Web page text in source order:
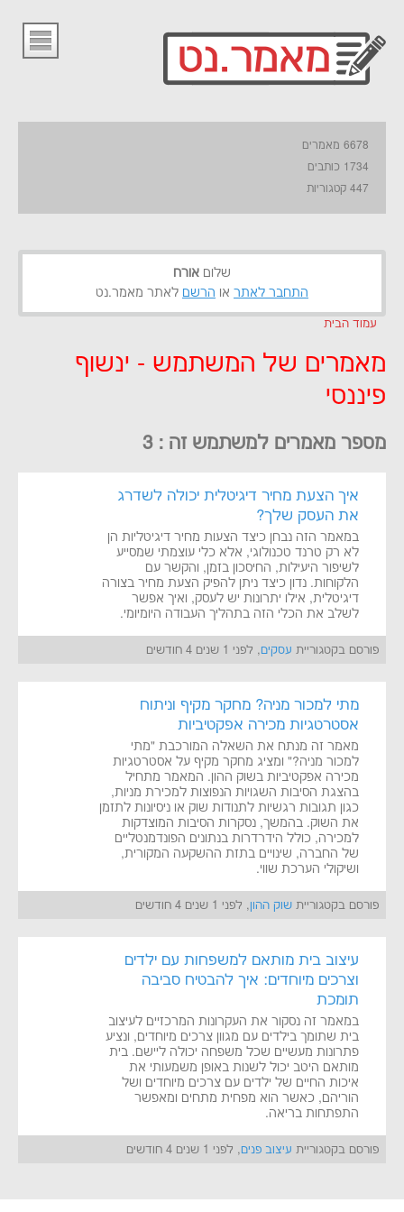
שלום אורח
התחבר לאתר או הרשם לאתר מאמר.נט
6678 מאמרים
1734 כותבים
447 קטגוריות
עמוד הבית
מאמרים של המשתמש - ינשוף
פיננסי
מספר מאמרים למשתמש זה : 3
איך הצעת מחיר דיגיטלית יכולה לשדרג
את העסק שלך?
במאמר הזה נבחן כיצד הצעות מחיר דיגיטליות הן
לא רק טרנד טכנולוגי, אלא כלי עוצמתי שמסייע
לשיפור היעילות, החיסכון בזמן, והקשר עם
הלקוחות. נדון כיצד ניתן להפיק הצעת מחיר בצורה
דיגיטלית, אילו יתרונות יש לעסק, ואיך אפשר
לשלב את הכלי הזה בתהליך העבודה היומיומי.
פורסם בקטגוריית עסקים, לפני 1 שנים 4 חודשים
מתי למכור מניה? מחקר מקיף וניתוח
אסטרטגיות מכירה אפקטיביות
מאמר זה מנתח את השאלה המורכבת "מתי
למכור מניה?" ומציג מחקר מקיף על אסטרטגיות
מכירה אפקטיביות בשוק ההון. המאמר מתחיל
בהצגת הסיבות השגויות הנפוצות למכירת מניות,
כגון תגובות רגשיות לתנודות שוק או ניסיונות לתזמן
את השוק. בהמשך, נסקרות הסיבות המוצדקות
למכירה, כולל הידרדרות בנתונים הפונדמנטליים
של החברה, שינויים בתזת ההשקעה המקורית,
ושיקולי הערכת שווי.
פורסם בקטגוריית שוק ההון, לפני 1 שנים 4 חודשים
עיצוב בית מותאם למשפחות עם ילדים
וצרכים מיוחדים: איך להבטיח סביבה
תומכת
במאמר זה נסקור את העקרונות המרכזיים לעיצוב
בית שתומך בילדים עם מגוון צרכים מיוחדים, ונציע
פתרונות מעשיים שכל משפחה יכולה ליישם. בית
מותאם היטב יכול לשנות באופן משמעותי את
איכות החיים של ילדים עם צרכים מיוחדים ושל
הוריהם, כאשר הוא מפחית מתחים ומאפשר
התפתחות בריאה.
פורסם בקטגוריית עיצוב פנים, לפני 1 שנים 4 חודשים